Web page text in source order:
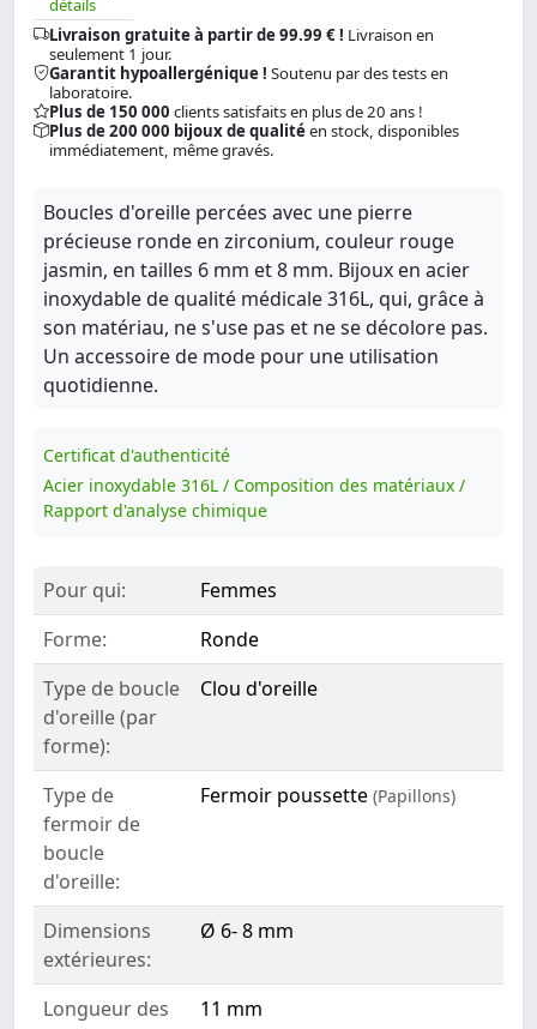
Livraison gratuite à partir de 99.99 € ! Livraison en
seulement 1 jour.
Garantit hypoallergénique ! Soutenu par des tests en
laboratoire.
Plus de 150 000 clients satisfaits en plus de 20 ans !
Plus de 200 000 bijoux de qualitéen stock, disponibles
immédiatement, même gravés.
Boucles d'oreille percées avec une pierre
précieuse ronde en zirconium, couleur rouge
jasmin, en tailles 6 mm et 8 mm. Bijoux en acier
inoxydable de qualité médicale 316L, qui, grâce à
son matériau, ne s'use pas et ne se décolore pas.
Un accessoire de mode pour une utilisation
quotidienne.
Certificat d'authenticité
Acier inoxydable 316L / Composition des matériaux /
Rapport d'analyse chimique
Pour qui:
Femmes
Forme:
Ronde
Type de boucle
d'oreille (par
forme):
Clou d'oreille
Type de
fermoir de
boucle
d'oreille:
Fermoir poussette (Papillons)
Dimensions
extérieures:
Ø 6- 8 mm
Longueur des
11 mm